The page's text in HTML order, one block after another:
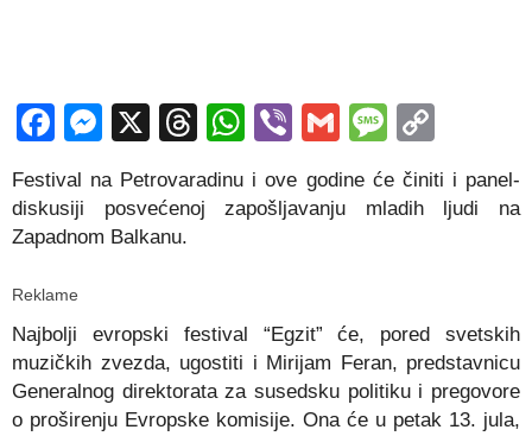
Facebook
Messenger
X Threads
WhatsApp
ViberGmail
Festival na Petrovaradinu i ove godine će činiti i panel-
diskusiji posvećenoj zapošljavanju mladih ljudi na
Zapadnom Balkanu.
Reklame
Najbolji evropski festival “Egzit” će, pored svetskih
muzičkih zvezda, ugostiti i Mirijam Feran, predstavnicu
Generalnog direktorata za susedsku politiku i pregovore
o proširenju Evropske komisije. Ona će u petak 13. jula,